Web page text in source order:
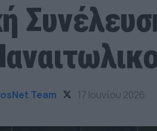
Team 17 Ιουνίου 2026